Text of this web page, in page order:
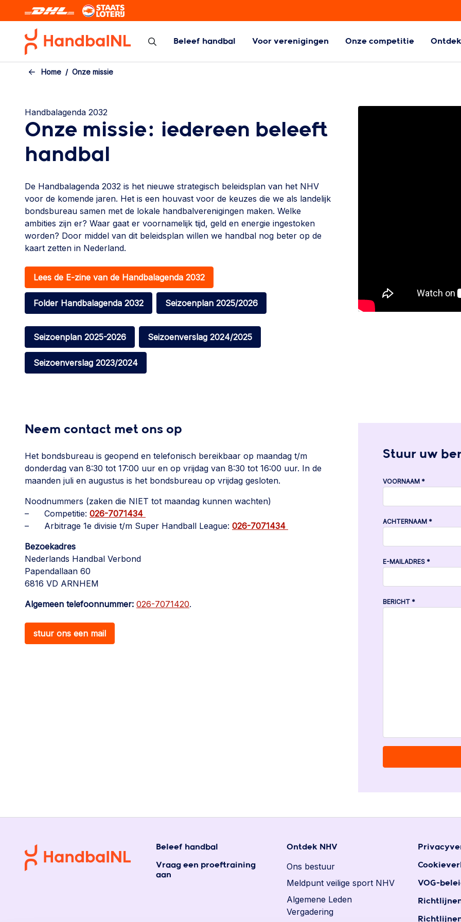
Skip to the main content
Beleef handbal Voor verenigingen Onze competitie
Zaal/veld
Programma/Uitslagen/Standen
Bekercompetitie
Topcompetitie
Arbitrage
Calamiteiten
Home Onze missie
Handbalagenda 2032
Onze missie: iedereen beleeft
handbal
De Handbalagenda 2032 is het nieuwe strategisch beleidsplan van het NHV
voor de komende jaren. Het is een houvast voor de keuzes die we als landelijk
bondsbureau samen met de lokale handbalverenigingen maken. Welke
ambities zijn er? Waar gaat er voornamelijk tijd, geld en energie ingestoken
worden? Door middel van dit beleidsplan willen we handbal nog beter op de
kaart zetten in Nederland.
Lees de E-zine van de Handbalagenda 2032
Folder Handbalagenda 2032 Seizoenplan 2025/2026
Seizoenplan 2025-2026 Seizoenverslag 2024/2025
Seizoenverslag 2023/2024
Neem contact met ons op
Het bondsbureau is geopend en telefonisch bereikbaar op maandag t/m
donderdag van 8:30 tot 17:00 uur en op vrijdag van 8:30 tot 16:00 uur. In de
maanden juli en augustus is het bondsbureau op vrijdag gesloten.
Noodnummers (zaken die NIET tot maandag kunnen wachten)
– Competitie: 026-7071434
– Arbitrage 1e divisie t/m Super Handball League: 026-7071434
Bezoekadres
Nederlands Handbal Verbond
Papendallaan 60
6816 VD ARNHEM
Algemeen telefoonnummer: 026-7071420.
stuur ons een mail
Stuur uw
VOORNAAM *
ACHTERNAAM *
E-MAILADRES *
BERICHT *
Beleef handbal
Vraag een proeftraining
aan
Ontdek NHV
Ons bestuur
Meldpunt veilige sport NHV
Algemene Leden
Vergadering
VOG-